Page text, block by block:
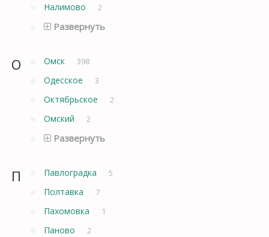
Налимово 2
Развернуть
О Омск 398
Одесское 3
Октябрьское 2
Омский 2
Развернуть
П Павлоградка 5
Полтавка 7
Пахомовка 1
Паново 2